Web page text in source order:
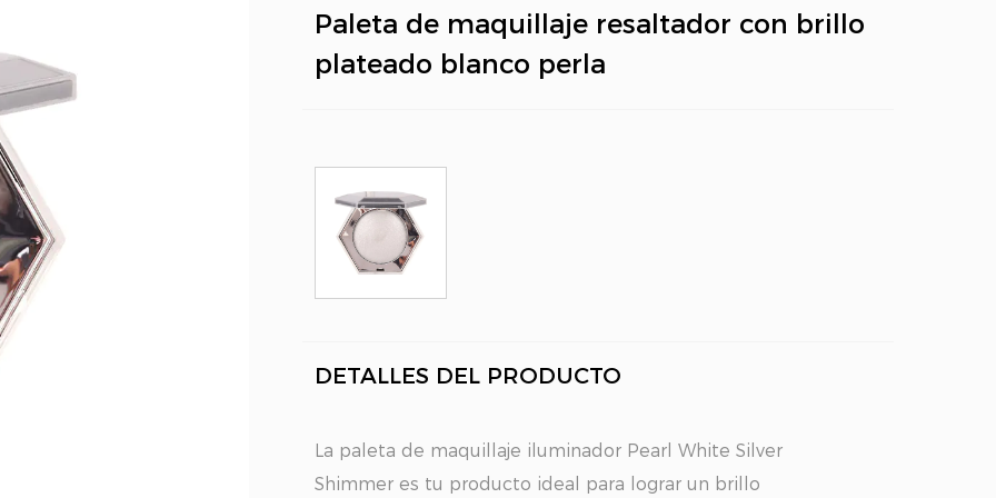
Paleta de maquillaje resaltador con brillo
plateado blanco perla
DETALLES DEL PRODUCTO
La paleta de maquillaje iluminador Pearl White Silver
Shimmer es tu producto ideal para lograr un brillo